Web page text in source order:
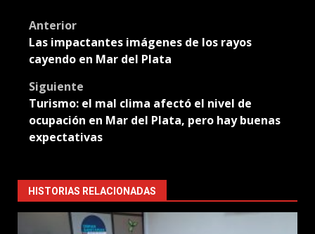
Post
navigation
Anterior
Las impactantes imágenes de los rayos
cayendo en Mar del Plata
Siguiente
Turismo: el mal clima afectó el nivel de
ocupación en Mar del Plata, pero hay buenas
expectativas
HISTORIAS RELACIONADAS